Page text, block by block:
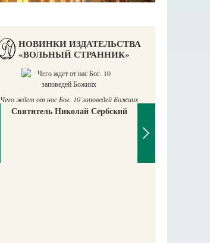
НОВИНКИ ИЗДАТЕЛЬСТВА
«ВОЛЬНЫЙ СТРАННИК»
Чего ждет от нас Бог. 10 заповедей Божиих
Святитель Николай Сербский